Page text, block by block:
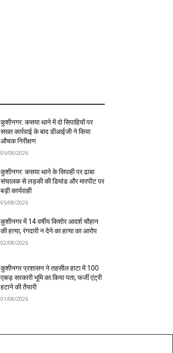
कुशीनगर: कसया थाने में दो सिपाहियों पर
सख्त कार्रवाई के बाद डीआईजी ने किया
औचक निरीक्षण
05/08/2026
कुशीनगर: कसया थाने के सिपाही पर ढाबा
संचालक से लड़की की डिमांड और मारपीट पर
बड़ी कार्यवाही
05/08/2026
कुशीनगर में 14 वर्षीय किशोर आदर्श चौहान
की हत्या, रंगदारी न देने का हत्या का आरोप
02/08/2026
कुशीनगर प्रशासन ने तहसील हाटा में 100
एकड़ सरकारी भूमि का किया पता, फर्जी एंट्री
हटाने की तैयारी
01/08/2026